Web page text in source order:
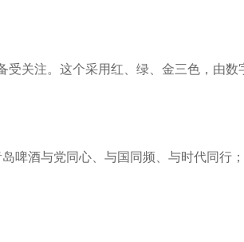
关注。这个采用红、绿、金三色，由
啤酒与党同心、与国同频、与时代同行